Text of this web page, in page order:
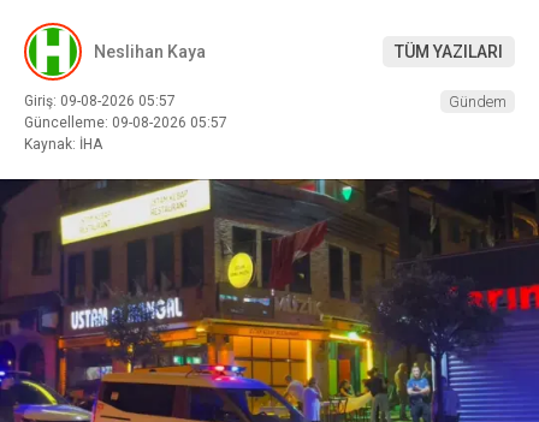
Neslihan Kaya TÜM YAZILARI
Giriş: 09-08-2026 05:57
Güncelleme: 09-08-2026 05:57
Kaynak: İHA
Gündem